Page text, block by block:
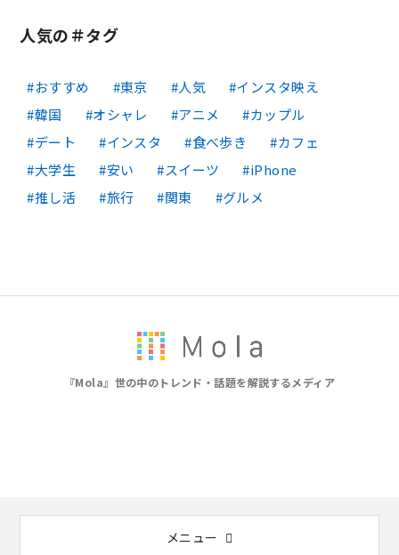
人気の＃タグ
おすすめ 東京 人気
インスタ映え
韓国
オシャレ アニメ
カップル
デート
インスタ 食べ歩き
カフェ
大学生
安い スイーツ
iPhone
推し活
旅行 関東 グルメ
『Mola』世の中のトレンド・話題を解説するメディア
メニュー